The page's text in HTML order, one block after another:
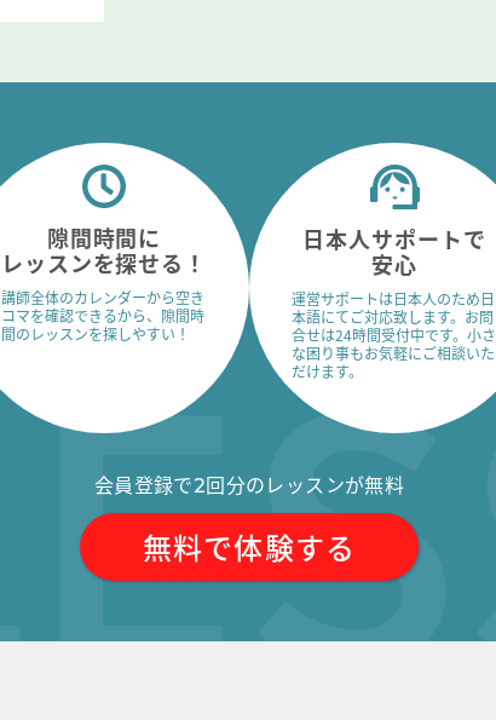
隙間時間に
レッスンを探せる！
講師全体のカレンダーから空き
コマを確認できるから、隙間時
間のレッスンを探しやすい！
日本人サポートで
安心
運営サポートは日本人のため日
本語にてご対応致します。お問
合せは24時間受付中です。小さ
な困り事もお気軽にご相談いた
だけます。
会員登録で2回分のレッスンが無料
無料で体験する